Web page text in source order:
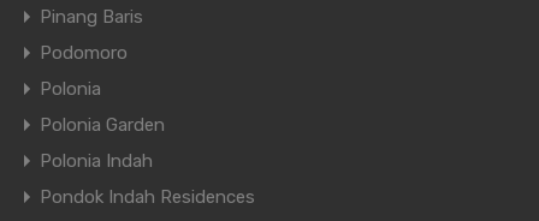
Pinang Baris
Podomoro
Polonia
Polonia Garden
Polonia Indah
Pondok Indah Residences